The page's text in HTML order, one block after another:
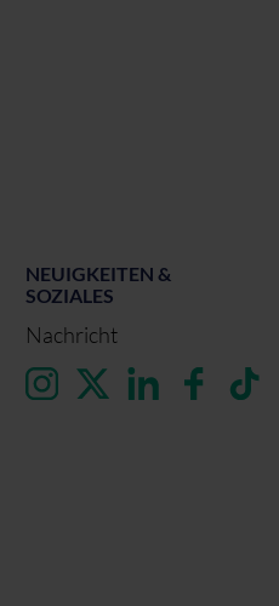
NEUIGKEITEN &
SOZIALES
Nachricht